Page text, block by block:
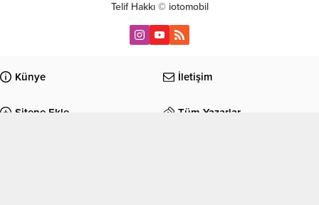
Telif Hakkı © iotomobil
Künye İletişim
Sitene Ekle Tüm Yazarlar